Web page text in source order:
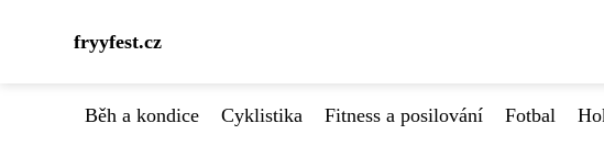
fryyfest.cz
Běh a kondice Cyklistika Fitness a posilování Fotbal